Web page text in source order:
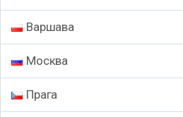
Варшава
Москва
Прага